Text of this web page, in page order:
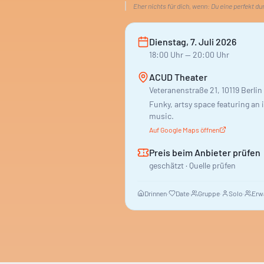
Eher nichts für dich, wenn: Du eine perfekt
Dienstag, 7. Juli 2026
18:00 Uhr— 20:00 Uhr
ACUD Theater
Veteranenstraße 21, 10119 Berlin
Funky, artsy space featuring
music.
Auf Google Maps öffnen
Preis beim Anbieter prüfen
geschätzt · Quelle prüfen
Drinnen· Date· Gruppe· Solo·